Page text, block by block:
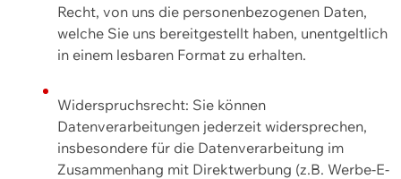
Recht, von uns die personenbezogenen Daten,
welche Sie uns bereitgestellt haben, unentgeltlich
in einem lesbaren Format zu erhalten.
Widerspruchsrecht: Sie können
Datenverarbeitungen jederzeit widersprechen,
insbesondere für die Datenverarbeitung im
Zusammenhang mit Direktwerbung (z.B. Werbe-E-